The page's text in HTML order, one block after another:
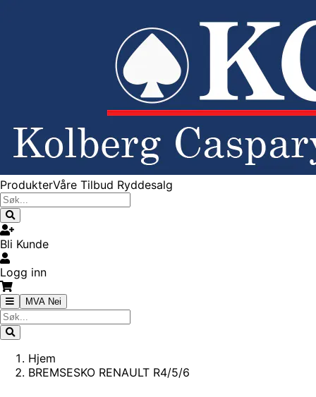
ProdukterVåre Tilbud Ryddesalg
Bli Kunde
Logg inn
MVA Nei
Hjem
BREMSESKO RENAULT R4/5/6